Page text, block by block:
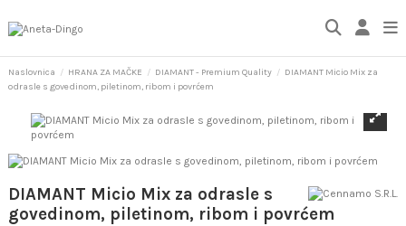
Naslovnica HRANA ZA MAČKE DIAMANT - Premium Quality
DIAMANT Micio Mix za
odrasle s govedinom, piletinom, ribom i povrćem
DIAMANT Micio Mix za odrasle s
govedinom, piletinom, ribom i povrćem